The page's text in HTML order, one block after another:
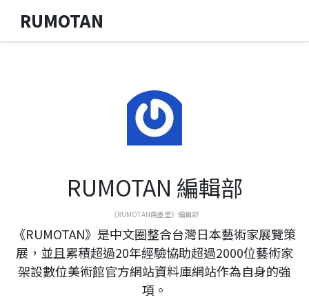
RUMOTAN
RUMOTAN 編輯部
《RUMOTAN儒墨堂》編輯部
《RUMOTAN》是中文圈整合台灣日本藝術家展覽策
展，並且累積超過20年經驗協助超過2000位藝術家
架設數位美術館官方網站資料庫網站作為自身的強
項。